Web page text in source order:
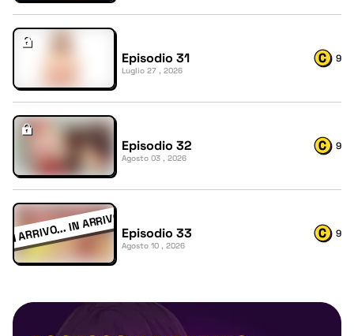
Episodio 31
Luglio 27 , 2026
9
Episodio 32
Agosto 03 , 2026
9
Episodio 33
Agosto 10 , 2026
9